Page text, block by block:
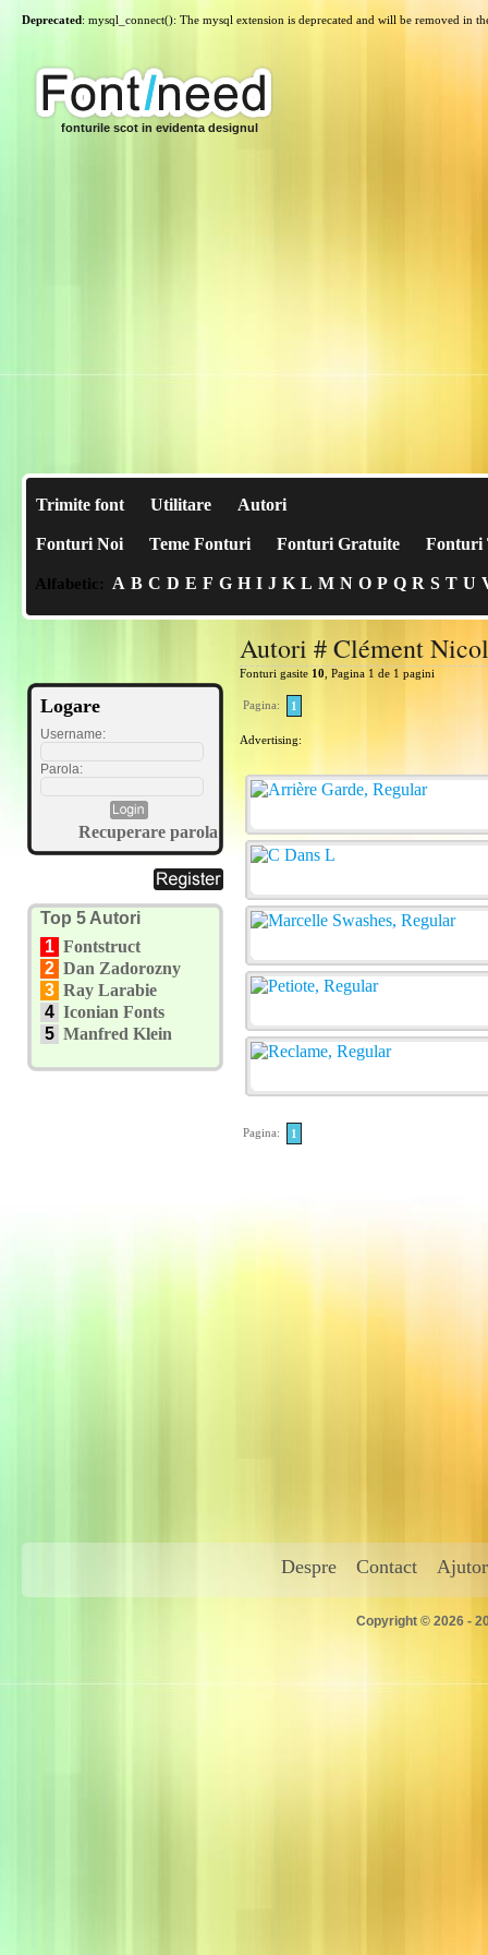
Deprecated: mysql_connect(): The mysql extension is deprecated and will be removed in
fonturile scot in evidenta designul
Trimite font Utilitare Autori
Fonturi Noi Teme Fonturi Fonturi Gratuite Fonturi
Alfabetic: A B C D E F G H I J K L M N O P Q R S T U
Logare
Username:
Parola:
Recuperare parola
Top 5 Autori
1 Fontstruct
2 Dan Zadorozny
3 Ray Larabie
4 Iconian Fonts
5 Manfred Klein
Autori # Clément
Fonturi gasite 10 , Pagina 1 de 1 pagini
Pagina: 1
Advertising:
Pagina: 1
Despre Contact Ajutor
Copyright © 2026 -